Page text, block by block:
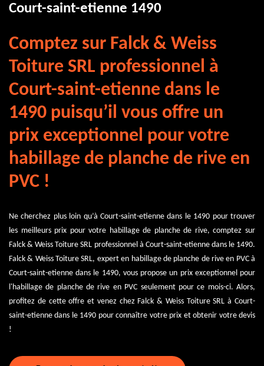
Court-saint-etienne 1490
Comptez sur Falck & Weiss
Toiture SRL professionnel à
Court-saint-etienne dans le
1490 puisqu’il vous offre un
prix exceptionnel pour votre
habillage de planche de rive en
PVC !
Ne cherchez plus loin qu’à Court-saint-etienne dans le 1490 pour trouver
les meilleurs prix pour votre habillage de planche de rive, comptez sur
Falck & Weiss Toiture SRL professionnel à Court-saint-etienne dans le 1490.
Falck & Weiss Toiture SRL, expert en habillage de planche de rive en PVC à
Court-saint-etienne dans le 1490, vous propose un prix exceptionnel pour
l'habillage de planche de rive en PVC seulement pour ce mois-ci. Alors,
profitez de cette offre et venez chez Falck & Weiss Toiture SRL à Court-
saint-etienne dans le 1490 pour connaître votre prix et obtenir votre devis
!